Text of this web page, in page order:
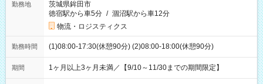
勤務地
茨城県鉾田市
徳宿駅から車5分 / 涸沼駅から車12分
物流・ロジスティクス
勤務時間 (1)08:00-17:30(休憩90分) (2)08:00-18:00(休憩90分)
期間 1ヶ月以上3ヶ月未満／【9/10～11/30までの期間限定】